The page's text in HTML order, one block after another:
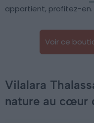
appartient, profitez-en.
Voir ce
Vilalara
nature au cœur